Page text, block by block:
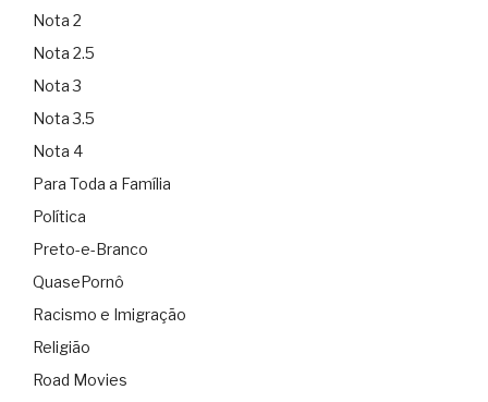
Nota 2
Nota 2.5
Nota 3
Nota 3.5
Nota 4
Para Toda a Família
Política
Preto-e-Branco
QuasePornô
Racismo e Imigração
Religião
Road Movies